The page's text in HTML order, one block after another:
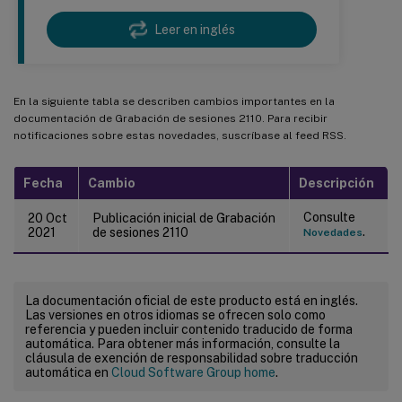
Leer en inglés
En la siguiente tabla se describen cambios importantes en la
documentación de Grabación de sesiones 2110. Para recibir
notificaciones sobre estas novedades, suscríbase al feed RSS.
Fecha Cambio Descripción
20 Oct
2021
Publicación inicial de Grabación
de sesiones 2110
Consulte
Novedades.
La documentación oficial de este producto está en inglés.
Las versiones en otros idiomas se ofrecen solo como
referencia y pueden incluir contenido traducido de forma
automática. Para obtener más información, consulte la
cláusula de exención de responsabilidad sobre traducción
automática en Cloud Software Group home.